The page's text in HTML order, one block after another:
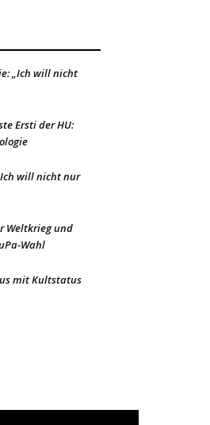
„Ich will nicht
Ersti der HU:
will nicht nur
Weltkrieg und
Wahl
mit Kultstatus